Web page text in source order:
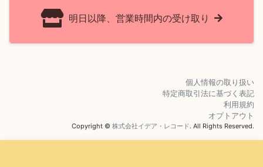
明日以降、営業時間内の受け取り
個人情報の取り扱い
特定商取引法に基づく表記
利用規約
オプトアウト
Copyright © 株式会社イデア・レコード. All Rights Reserved.